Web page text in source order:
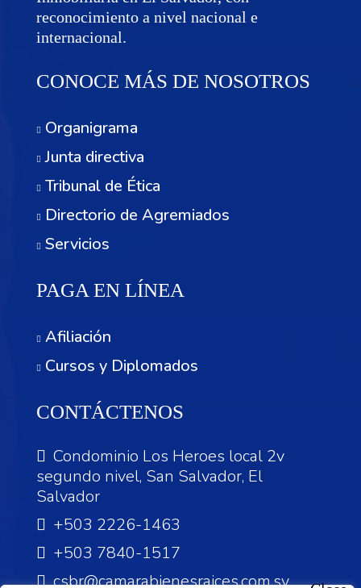
reconocimiento a nivel nacional e
internacional.
CONOCE MÁS DE NOSOTROS
Organigrama
Junta directiva
Tribunal de Ética
Directorio de Agremiados
Servicios
PAGA EN LÍNEA
Afiliación
Cursos y Diplomados
CONTÁCTENOS
Condominio Los Heroes local 2v
segundo nivel, San Salvador, El
Salvador
+503 2226-1463
+503 7840-1517
csbr@camarabienesraices.com.sv